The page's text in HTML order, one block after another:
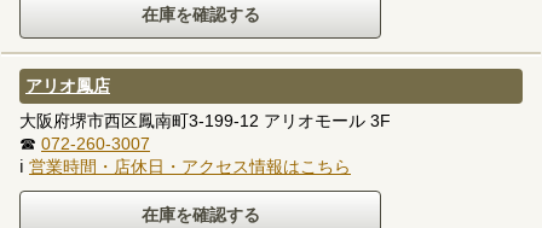
アリオ鳳店
大阪府堺市西区鳳南町3-199-12 アリオモール 3F
☎ 072-260-3007
ℹ 営業時間・店休日・アクセス情報はこちら